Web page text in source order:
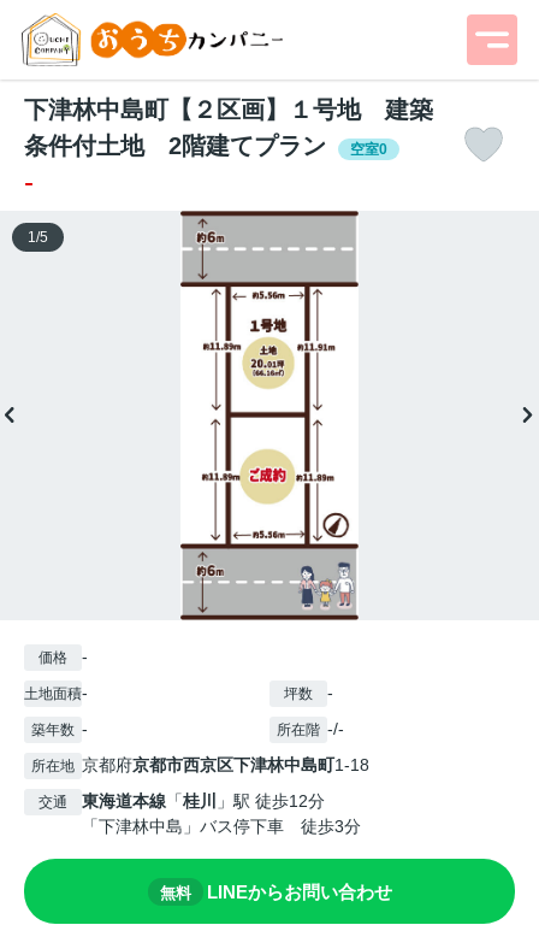
下津林中島町【２区画】１号地 建築
条件付土地 2階建てプラン
空室0
-
1 /5
価格 -
土地面積- 坪数 -
築年数 - 所在階 -/-
所在地 京都府京都市西京区下津林中島町1-18
交通 東海道本線 「桂川
」駅 徒歩12分
「下津林中島」バス停下車 徒歩3分
無料 LINEからお問い合わせ